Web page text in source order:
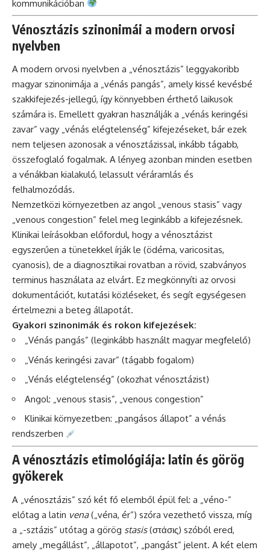
kommunikációban
Vénosztázis szinonimái a modern orvosi
nyelvben
A modern orvosi nyelvben a „vénosztázis” leggyakoribb
magyar szinonimája a „vénás pangás”, amely kissé kevésbé
szakkifejezés-jellegű, így könnyebben érthető laikusok
számára is. Emellett gyakran használják a „vénás keringési
zavar” vagy „vénás elégtelenség” kifejezéseket, bár ezek
nem teljesen azonosak a vénosztázissal, inkább tágabb,
összefoglaló fogalmak. A lényeg azonban minden esetben
a vénákban kialakuló, lelassult véráramlás és
felhalmozódás.
Nemzetközi környezetben az angol „venous stasis” vagy
„venous congestion” felel meg leginkább a kifejezésnek.
Klinikai leírásokban előfordul, hogy a vénosztázist
egyszerűen a tünetekkel írják le (ödéma, varicositas,
cyanosis), de a diagnosztikai rovatban a rövid, szabványos
terminus használata az elvárt. Ez megkönnyíti az orvosi
dokumentációt, kutatási közléseket, és segít egységesen
értelmezni a beteg állapotát.
Gyakori szinonimák és rokon kifejezések:
„Vénás pangás” (leginkább használt magyar megfelelő)
„Vénás keringési zavar” (tágabb fogalom)
„Vénás elégtelenség” (okozhat vénosztázist)
Angol: „venous stasis”, „venous congestion”
Klinikai környezetben: „pangásos állapot” a vénás
rendszerben
A vénosztázis etimológiája: latin és görög
gyökerek
A „vénosztázis” szó két fő elemből épül fel: a „véno-”
előtag a latin vena(„véna, ér”) szóra vezethető vissza, míg
a „-sztázis” utótag a görög stasis(στάσις) szóból ered,
amely „megállást”, „állapotot”, „pangást” jelent. A két elem